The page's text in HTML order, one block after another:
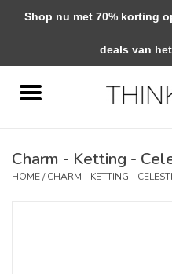
Woondecoratie
Charm - Ketting -
HOME/CHARM - KETTING -
Shop nu met 70% korting
deals van